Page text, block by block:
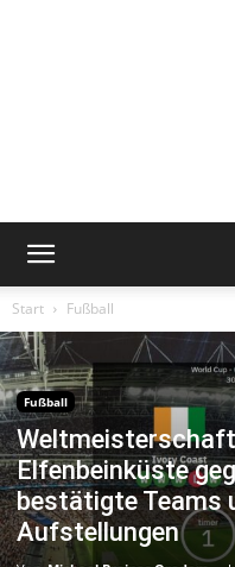
Start Fußball
Fußball
Elfenbeinküste
bestätigte Teams
Aufstellungen